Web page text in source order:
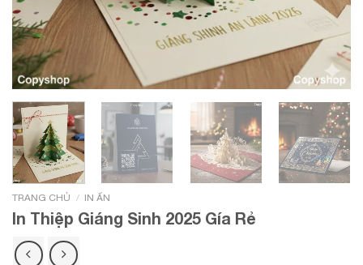
TRANG CHỦ / IN ẤN
In Thiệp Giáng Sinh 2025 Gía Rẻ